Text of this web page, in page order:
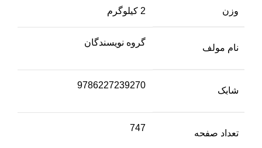
وزن 2 کیلوگرم
نام مولف
گروه نویسندگان
شابک
9786227239270
تعداد صفحه
747